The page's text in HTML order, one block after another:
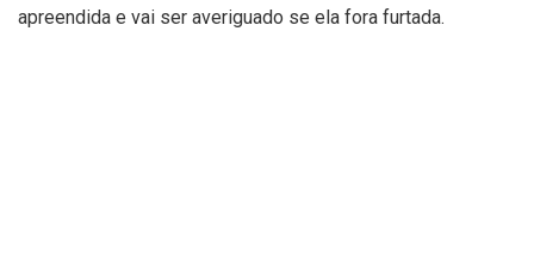
apreendida e vai ser averiguado se ela fora furtada.